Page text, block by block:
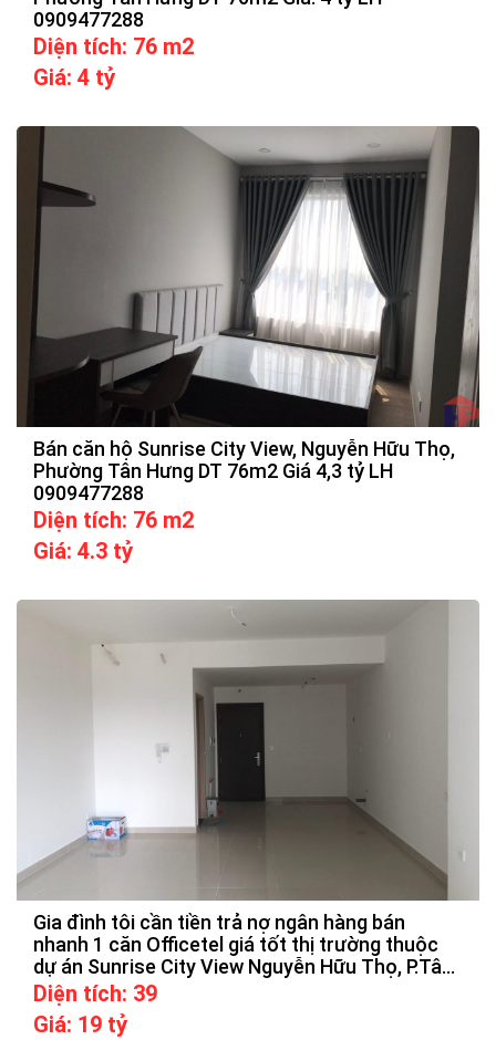
0909477288
Diện tích: 76 m2
Giá: 4 tỷ
Bán căn hộ Sunrise City View, Nguyễn Hữu Thọ,
Phường Tân Hưng DT 76m2 Giá 4,3 tỷ LH
0909477288
Diện tích: 76 m2
Giá: 4.3 tỷ
Gia đình tôi cần tiền trả nợ ngân hàng bán
nhanh 1 căn Officetel giá tốt thị trường thuộc
dự án Sunrise City View Nguyễn Hữu Thọ, P.Tân
Hưng liên hệ 0352161628 gặp vũ
Diện tích: 39
Giá: 19 tỷ